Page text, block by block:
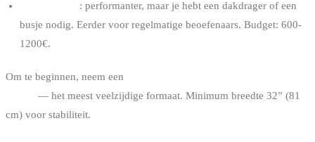
: performanter, maar je hebt een dakdrager of een
busje nodig. Eerder voor regelmatige beoefenaars. Budget: 600-
1200€.
Om te beginnen, neem een
— het meest veelzijdige formaat. Minimum breedte 32” (81
cm) voor stabiliteit.